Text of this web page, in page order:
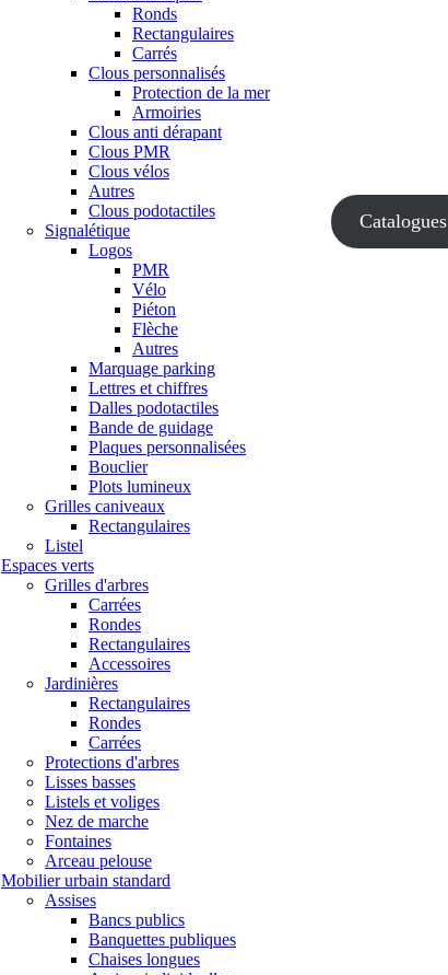
Ronds
Rectangulaires
Carrés
Clous personnalisés
Protection de la mer
Armoiries
Clous anti dérapant
Clous PMR
Clous vélos
Autres
Clous podotactiles
Signalétique
Logos
PMR
Vélo
Piéton
Flèche
Autres
Marquage parking
Lettres et chiffres
Dalles podotactiles
Bande de guidage
Plaques personnalisées
Bouclier
Plots lumineux
Grilles caniveaux
Rectangulaires
Listel
Espaces verts
Grilles d'arbres
Carrées
Rondes
Rectangulaires
Accessoires
Jardinières
Rectangulaires
Rondes
Carrées
Protections d'arbres
Lisses basses
Listels et voliges
Nez de marche
Fontaines
Arceau pelouse
Mobilier urbain standard
Assises
Bancs publics
Banquettes publiques
Chaises longues
Catalogues